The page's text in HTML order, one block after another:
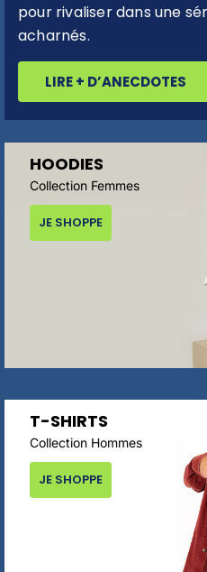
pour rivaliser dans une
acharnés.
LIRE + D’ANECDOTES
HOODIES
Collection Femmes
JE SHOPPE
T-SHIRTS
Collection Hommes
JE SHOPPE